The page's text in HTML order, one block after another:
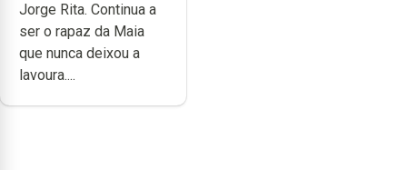
dedicação, gosto e
muita paixão”
Jorge Rita. Continua a
ser o rapaz da Maia
que nunca deixou a
lavoura....